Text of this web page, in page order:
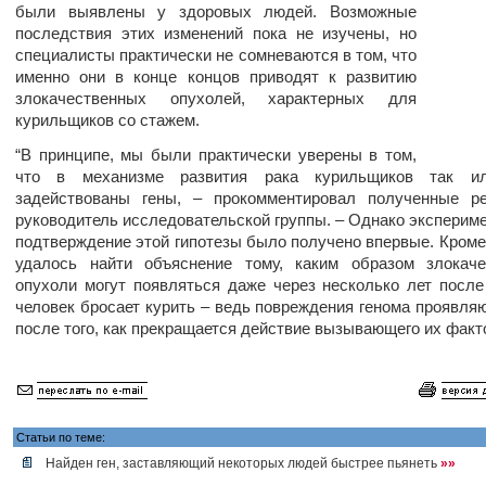
были выявлены у здоровых людей. Возможные
последствия этих изменений пока не изучены, но
специалисты практически не сомневаются в том, что
именно они в конце концов приводят к развитию
злокачественных опухолей, характерных для
курильщиков со стажем.
“В принципе, мы были практически уверены в том,
что в механизме развития рака курильщиков так
задействованы гены, – прокомментировал полученные
руководитель исследовательской группы. – Однако
подтверждение этой гипотезы было получено впервые.
удалось найти объяснение тому, каким образом
опухоли могут появляться даже через несколько лет после
человек бросает курить – ведь повреждения генома
после того, как прекращается действие вызывающего их
Статьи по теме:
Найден ген, заставляющий некоторых людей быстрее пьянеть »»